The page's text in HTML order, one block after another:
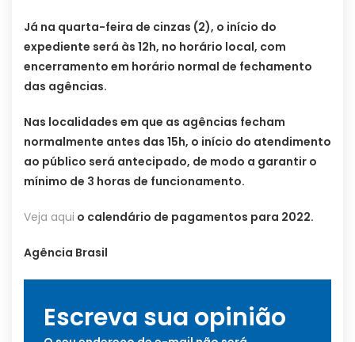
Já na quarta-feira de cinzas (2), o início do
expediente será às 12h, no horário local, com
encerramento em horário normal de fechamento
das agências.
Nas localidades em que as agências fecham
normalmente antes das 15h, o início do atendimento
ao público será antecipado, de modo a garantir o
mínimo de 3 horas de funcionamento.
Veja aqui o calendário de pagamentos para 2022.
Agência Brasil
Escreva sua opinião